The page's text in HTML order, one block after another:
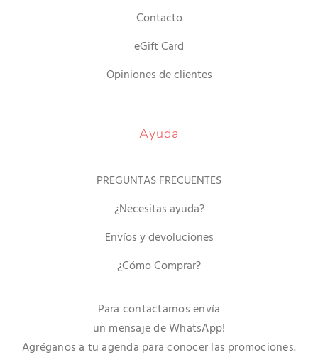
Contacto
eGift Card
Opiniones de clientes
Ayuda
PREGUNTAS FRECUENTES
¿Necesitas ayuda?
Envíos y devoluciones
¿Cómo Comprar?
Para contactarnos envía
un mensaje de WhatsApp!
Agréganos a tu agenda para conocer las promociones.